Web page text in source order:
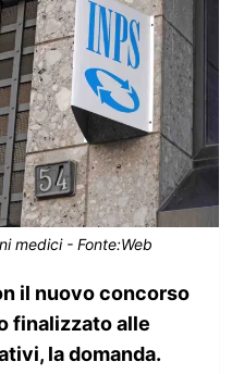
medici - Fonte:Web
il nuovo concorso
finalizzato alle
la domanda.